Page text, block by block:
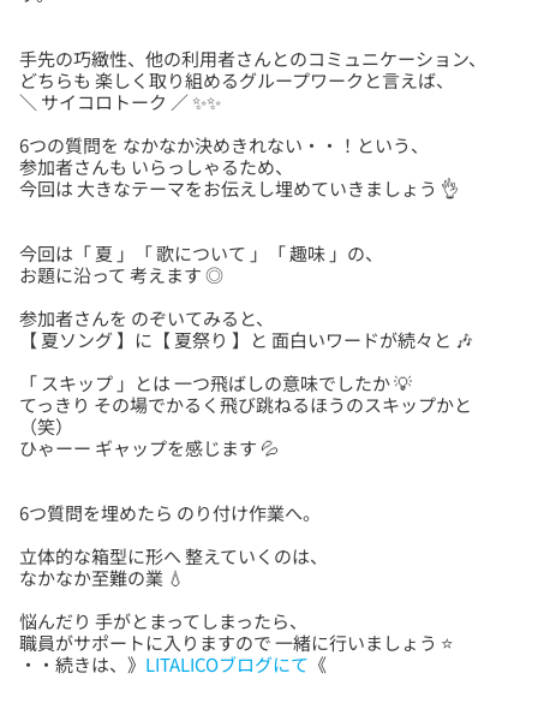
手先の巧緻性、他の利用者さんとのコミュニケーション、
どちらも 楽しく取り組めるグループワークと言えば、
6つの質問を なかなか決めきれない・・！という、
参加者さんも いらっしゃるため、
今回は「 夏 」「 歌について 」「 趣味 」の、
参加者さんを のぞいてみると、
「 スキップ 」とは 一つ飛ばしの意味でしたか 💡
てっきり その場でかるく飛び跳ねるほうのスキップかと
（笑）
立体的な箱型に形へ 整えていくのは、
悩んだり 手がとまってしまったら、
職員がサポートに入りますので 一緒に行いましょう ⭐
・・続きは、》 LITALICOブログにて